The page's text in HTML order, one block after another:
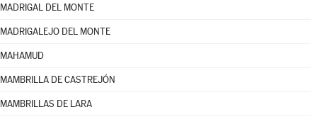
MADRIGAL DEL MONTE
MADRIGALEJO DEL MONTE
MAHAMUD
MAMBRILLA DE CASTREJÓN
MAMBRILLAS DE LARA